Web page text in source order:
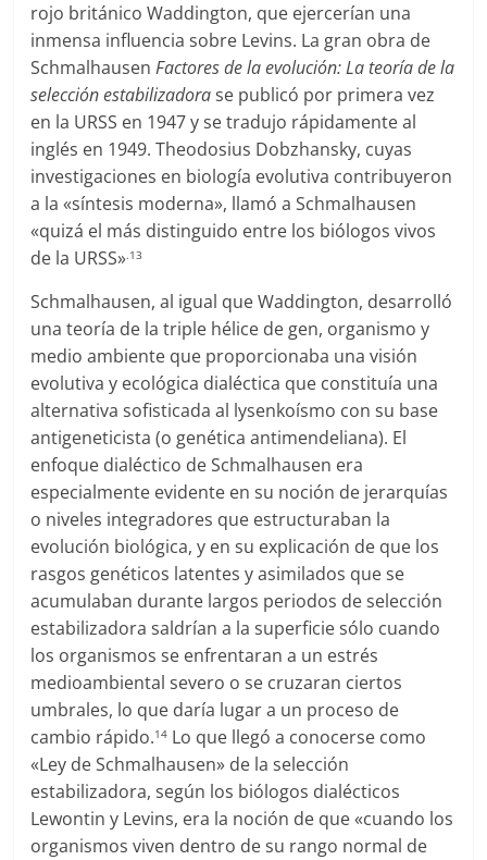
rojo británico Waddington, que ejercerían una
inmensa influencia sobre Levins. La gran obra de
SchmalhausenFactores de la evolución: La teoría de la
selección estabilizadorase publicó por primera vez
en la URSS en 1947 y se tradujo rápidamente al
inglés en 1949. Theodosius Dobzhansky, cuyas
investigaciones en biología evolutiva contribuyeron
a la «síntesis moderna», llamó a Schmalhausen
«quizá el más distinguido entre los biólogos vivos
de la URSS».13
Schmalhausen, al igual que Waddington, desarrolló
una teoría de la triple hélice de gen, organismo y
medio ambiente que proporcionaba una visión
evolutiva y ecológica dialéctica que constituía una
alternativa sofisticada al lysenkoísmo con su base
antigeneticista (o genética antimendeliana). El
enfoque dialéctico de Schmalhausen era
especialmente evidente en su noción de jerarquías
o niveles integradores que estructuraban la
evolución biológica, y en su explicación de que los
rasgos genéticos latentes y asimilados que se
acumulaban durante largos periodos de selección
estabilizadora saldrían a la superficie sólo cuando
los organismos se enfrentaran a un estrés
medioambiental severo o se cruzaran ciertos
umbrales, lo que daría lugar a un proceso de
cambio rápido.14 Lo que llegó a conocerse como
«Ley de Schmalhausen» de la selección
estabilizadora, según los biólogos dialécticos
Lewontin y Levins, era la noción de que «cuando los
organismos viven dentro de su rango normal de